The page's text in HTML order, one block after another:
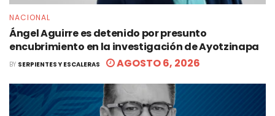
NACIONAL
Ángel Aguirre es detenido por presunto
encubrimiento en la investigación de Ayotzinapa
BY SERPIENTES Y ESCALERAS AGOSTO 6, 2026